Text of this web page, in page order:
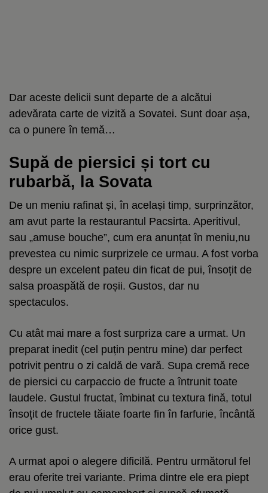
Dar aceste delicii sunt departe de a alcătui
adevărata carte de vizită a Sovatei. Sunt doar așa,
ca o punere în temă…
Supă de piersici și tort cu
rubarbă, la Sovata
De un meniu rafinat și, în același timp, surprinzător,
am avut parte la restaurantul Pacsirta. Aperitivul,
sau „amuse bouche”, cum era anunțat în meniu,nu
prevestea cu nimic surprizele ce urmau. A fost vorba
despre un excelent pateu din ficat de pui, însoțit de
salsa proaspătă de roșii. Gustos, dar nu
spectaculos.
Cu atât mai mare a fost surpriza care a urmat. Un
preparat inedit (cel puțin pentru mine) dar perfect
potrivit pentru o zi caldă de vară. Supa cremă rece
de piersici cu carpaccio de fructe a întrunit toate
laudele. Gustul fructat, îmbinat cu textura fină, totul
însoțit de fructele tăiate foarte fin în farfurie, încântă
orice gust.
A urmat apoi o alegere dificilă. Pentru următorul fel
erau oferite trei variante. Prima dintre ele era piept